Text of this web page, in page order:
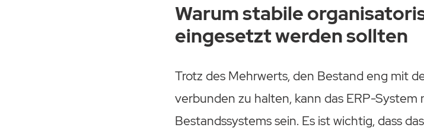
Warum stabile
eingesetzt werden sollten
Trotz des Mehrwerts, den Bestand eng mit
verbunden zu halten, kann das ERP-System
Bestandssystems sein. Es ist wichtig, dass